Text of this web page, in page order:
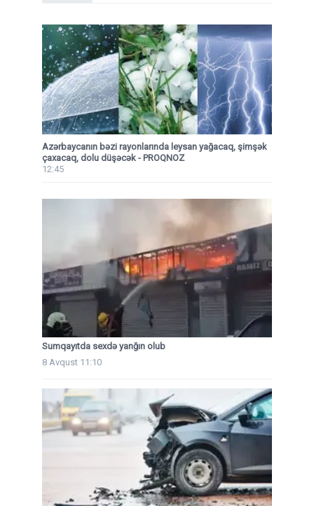
Azərbaycanın bəzi rayonlarında leysan yağacaq, şimşək
çaxacaq, dolu düşəcək - PROQNOZ
12:45
Sumqayıtda sexdə yanğın olub
8 Avqust 11:10